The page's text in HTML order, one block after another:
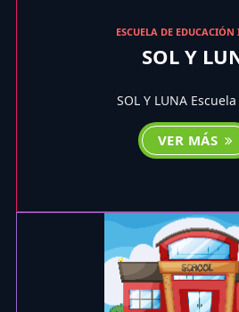
ESCUELA DE
SOL Y
SOL Y LUNA
VER MÁS